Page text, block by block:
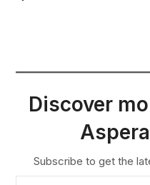
Discover
Subscribe to get the
TYPE YOUR EMAIL…